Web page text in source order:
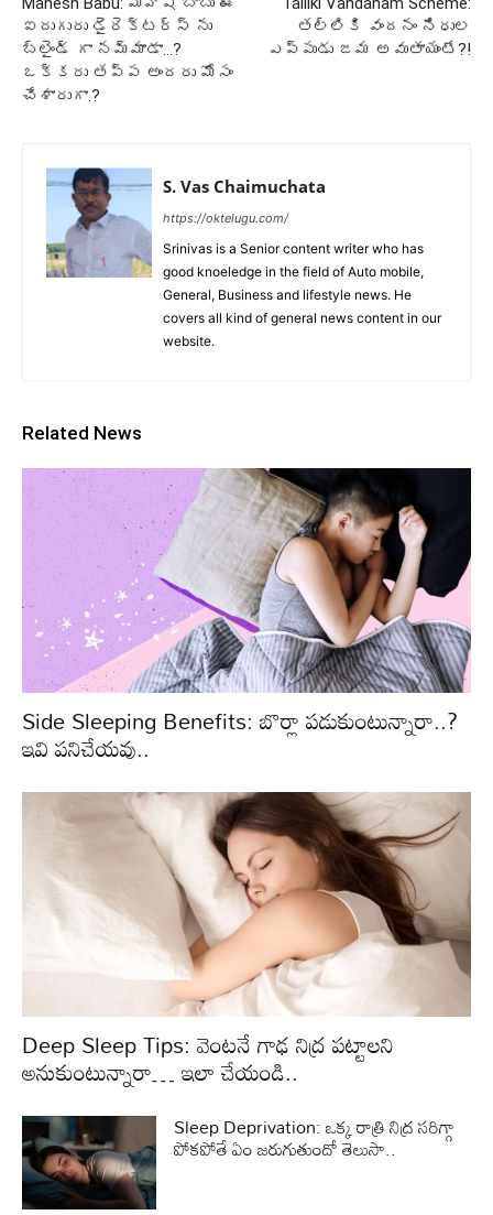
ఐదుగురు డైరెక్టర్స్ ను
బ్లైండ్ గా నమ్మాడా…?
ఒక్కరు తప్ప అందరు మోసం
చేశారుగా.?
తల్లికి వందనం నిధుల
ఎప్పుడు జమ అవుతాయంటే?!
S. Vas Chaimuchata
https://oktelugu.com/
Srinivas is a Senior content writer who has
good knoeledge in the field of Auto mobile,
General, Business and lifestyle news. He
covers all kind of general news content in our
website.
Related News
Side Sleeping Benefits: బొర్లా పడుకుంటున్నారా..?
ఇవి పనిచేయవు..
Deep Sleep Tips: వెంటనే గాఢ నిద్ర పట్టాలని
అనుకుంటున్నారా… ఇలా చేయండి..
Sleep Deprivation: ఒక్క రాత్రి నిద్ర సరిగ్గా
పోకపోతే ఏం జరుగుతుందో తెలుసా..